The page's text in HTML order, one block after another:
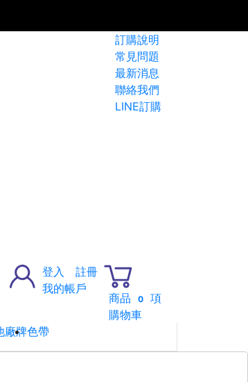
訂購說明
常見問題
最新消息
聯絡我們
LINE訂購
登入
註冊
我的帳戶
商品 0
項
購物車
廠牌色帶